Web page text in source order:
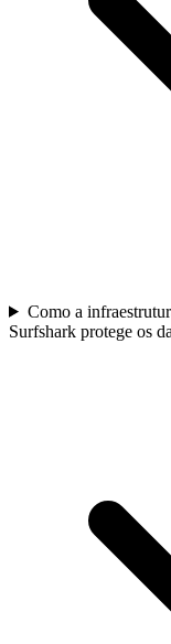
Como a
Surfshark protege os